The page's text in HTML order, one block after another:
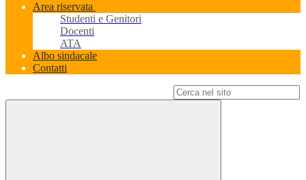
Area riservata
Studenti e Genitori
Docenti
ATA
Albo sindacale
Contatti